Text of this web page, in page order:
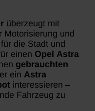
überzeugt mit
Motorisierung und
die Stadt und
einen Opel Astra
gebrauchten
ein Astra
interessieren –
Fahrzeug zu